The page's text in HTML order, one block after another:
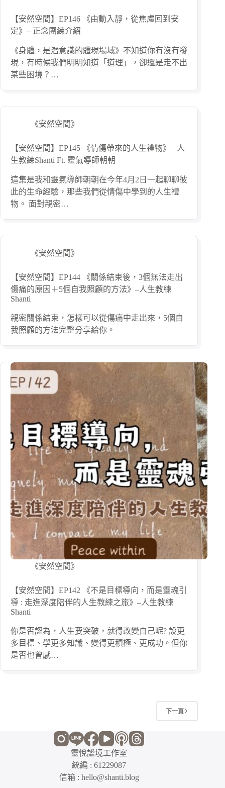
【安然空間】EP146 《由動入靜，從焦慮回到安
定》– 正念團練介紹
《身體，是潛意識的體現場域》不知道你有沒有發
現，有時候我們明明知道「道理」，卻還是走不出
某些困境？…
《安然空間》
【安然空間】EP145 《情傷帶來的人生禮物》– 人
生教練Shanti Ft. 靈氣導師朝朝
這集是我和靈氣導師朝朝在今年4月2日一起聊聊彼
此的生命經驗，那些我們從情傷中學到的人生禮
物。 面對親密…
《安然空間》
【安然空間】EP144 《關係結束後，3個無法走出
傷痛的原因＋5個自我照顧的方法》–人生教練
Shanti
親密關係結束，怎樣可以從傷痛中走出來，5個自
我照顧的方法完整分享給你。
《安然空間》
【安然空間】EP142 《不是目標導向，而是靈魂引
導 : 走進深度陪伴的人生教練之旅》–人生教練
Shanti
你是否認為，人生要突破，就得改變自己呢? 設更
多目標、學更多知識、變得更積極、更成功。但你
是否也曾感…
下一頁
靈悅謐境工作室
統編 : 61229087
信箱 : hello@shanti.blog